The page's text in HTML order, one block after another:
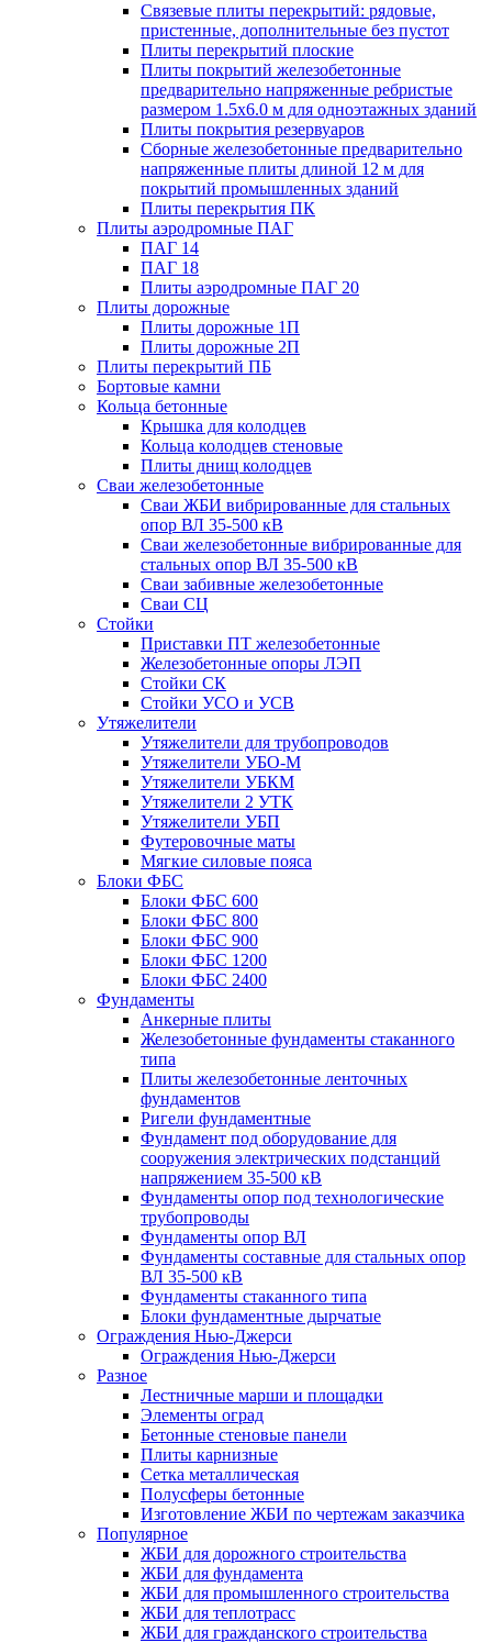
Связевые плиты перекрытий: рядовые,
пристенные, дополнительные без пустот
Плиты перекрытий плоские
Плиты покрытий железобетонные
предварительно напряженные ребристые
размером 1.5х6.0 м для одноэтажных зданий
Плиты покрытия резервуаров
Сборные железобетонные предварительно
напряженные плиты длиной 12 м для
покрытий промышленных зданий
Плиты перекрытия ПК
Плиты аэродромные ПАГ
ПАГ 14
ПАГ 18
Плиты аэродромные ПАГ 20
Плиты дорожные
Плиты дорожные 1П
Плиты дорожные 2П
Плиты перекрытий ПБ
Бортовые камни
Кольца бетонные
Крышка для колодцев
Кольца колодцев стеновые
Плиты днищ колодцев
Сваи железобетонные
Сваи ЖБИ вибрированные для стальных
опор ВЛ 35-500 кВ
Сваи железобетонные вибрированные для
стальных опор ВЛ 35-500 кВ
Сваи забивные железобетонные
Сваи СЦ
Стойки
Приставки ПТ железобетонные
Железобетонные опоры ЛЭП
Стойки СК
Стойки УСО и УСВ
Утяжелители
Утяжелители для трубопроводов
Утяжелители УБО-М
Утяжелители УБКМ
Утяжелители 2 УТК
Утяжелители УБП
Футеровочные маты
Мягкие силовые пояса
Блоки ФБС
Блоки ФБС 600
Блоки ФБС 800
Блоки ФБС 900
Блоки ФБС 1200
Блоки ФБС 2400
Фундаменты
Анкерные плиты
Железобетонные фундаменты стаканного
типа
Плиты железобетонные ленточных
фундаментов
Ригели фундаментные
Фундамент под оборудование для
сооружения электрических подстанций
напряжением 35-500 кВ
Фундаменты опор под технологические
трубопроводы
Фундаменты опор ВЛ
Фундаменты составные для стальных опор
ВЛ 35-500 кВ
Фундаменты стаканного типа
Блоки фундаментные дырчатые
Ограждения Нью-Джерси
Ограждения Нью-Джерси
Разное
Лестничные марши и площадки
Элементы оград
Бетонные стеновые панели
Плиты карнизные
Сетка металлическая
Полусферы бетонные
Изготовление ЖБИ по чертежам заказчика
Популярное
ЖБИ для дорожного строительства
ЖБИ для фундамента
ЖБИ для промышленного строительства
ЖБИ для теплотрасс
ЖБИ для гражданского строительства